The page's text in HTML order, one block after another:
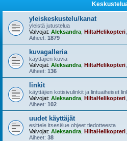
yleiskeskustelu/kanat
yleistä jutustelua
Valvojat: Aleksandra HiltaHelikopteri
Aiheet: 1879
kuvagalleria
käyttäjien kuvia
Valvojat: Aleksandra HiltaHelikopteri
Aiheet: 136
linkit
käyttäjien kotisivulinkit ja lintuaiheiset
Valvojat: Aleksandra HiltaHelikopteri
Aiheet: 102
uudet käyttäjät
esittele itsesi/lue ohjeet tiedotteesta
Valvojat: Aleksandra HiltaHelikopteri
Aiheet: 38